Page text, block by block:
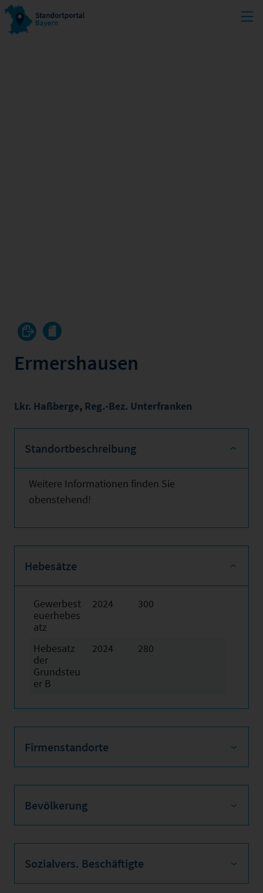
Ermershausen
Lkr. Haßberge, Reg.-Bez. Unterfranken
Standortbeschreibung
Weitere Informationen finden Sie
obenstehend!
Hebesätze
Gewerbest
euerhebes
atz
2024 300
Hebesatz
der
Grundsteu
er B
2024 280
Firmenstandorte
Bevölkerung
Sozialvers. Beschäftigte